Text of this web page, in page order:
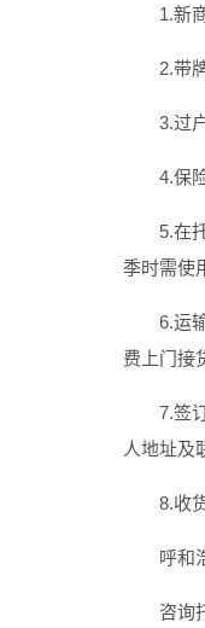
1.新商
2.带牌
3.过户
4.保险
5.在托
季时需使
6.运输
费上门接
7.签订
人地址及
8.收货
呼和浩
咨询托